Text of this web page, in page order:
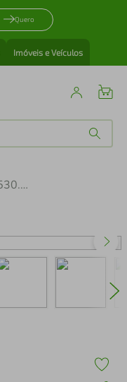
Quero
Imóveis e Veículos
Sandalia Vizzano 6530.101.29452